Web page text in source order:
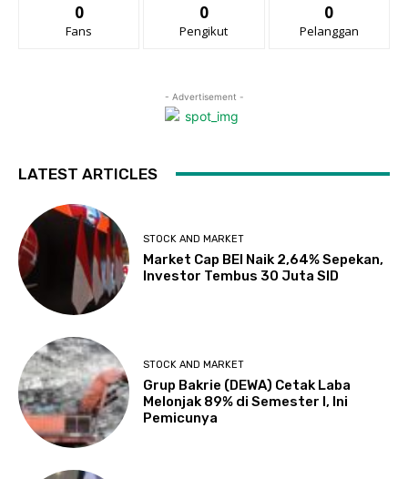
0
Fans
0
Pengikut
0
Pelanggan
- Advertisement -
LATEST ARTICLES
STOCK AND MARKET
Market Cap BEI Naik 2,64% Sepekan,
Investor Tembus 30 Juta SID
STOCK AND MARKET
Grup Bakrie (DEWA) Cetak Laba
Melonjak 89% di Semester I, Ini
Pemicunya